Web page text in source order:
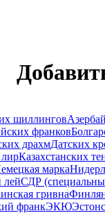
шиллингов
франков
драхмДатских
Казахстанских
марка
лейСДР
гривна
франкЭКЮ